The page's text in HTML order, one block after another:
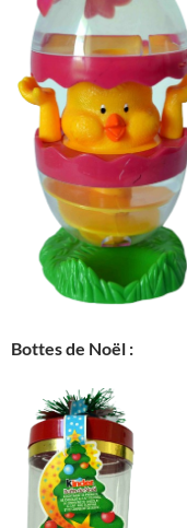
Bottes de Noël :